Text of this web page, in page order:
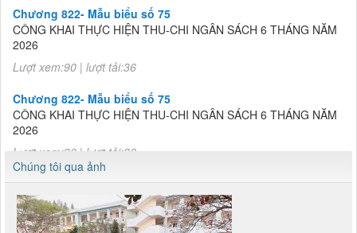
2026
Lượt xem:90 | lượt tải:36
Chương 822- Mẫu biểu số 75
2026
Lượt xem:90 | lượt tải:36
Chúng tôi qua ảnh